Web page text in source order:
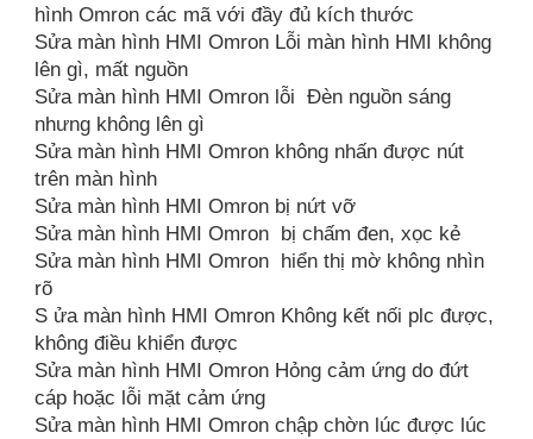
hình Omron các mã với đầy đủ kích thước
Sửa màn hình HMI Omron Lỗi màn hình HMI không
lên gì, mất nguồn
Sửa màn hình HMI Omron lỗi Đèn nguồn sáng
nhưng không lên gì
Sửa màn hình HMI Omron không nhấn được nút
trên màn hình
Sửa màn hình HMI Omron bị nứt vỡ
Sửa màn hình HMI Omron bị chấm đen, xọc kẻ
Sửa màn hình HMI Omron hiển thị mờ không nhìn
rõ
S ửa màn hình HMI Omron Không kết nối plc được,
không điều khiển được
Sửa màn hình HMI Omron Hỏng cảm ứng do đứt
cáp hoặc lỗi mặt cảm ứng
Sửa màn hình HMI Omron chập chờn lúc được lúc